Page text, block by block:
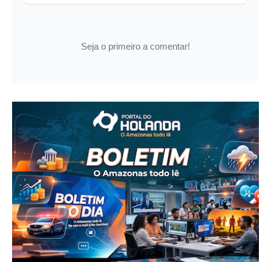
Seja o primeiro a comentar!